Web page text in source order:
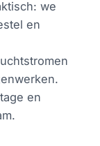
we
en
en